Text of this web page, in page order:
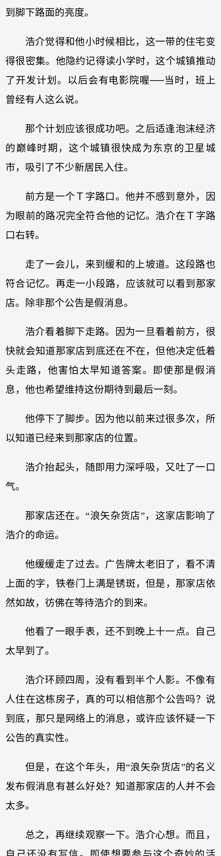
到脚下路面的亮度。
浩介觉得和他小时候相比，这一带的住宅变
得很密集。他隐约记得读小学时，这个城镇推动
了开发计划。以后会有电影院喔──当时，班上
曾经有人这么说。
那个计划应该很成功吧。之后适逢泡沫经济
的巅峰时期，这个城镇很快成为东京的卫星城
市，吸引了不少新居民入住。
前方是一个Ｔ字路口。他并不感到意外，因
为眼前的路况完全符合他的记忆。浩介在Ｔ字路
口右转。
走了一会儿，来到缓和的上坡道。这段路也
符合记忆。再走一小段路，应该就可以看到那家
店。除非那个公告是假消息。
浩介看着脚下走路。因为一旦看着前方，很
快就会知道那家店到底还在不在，但他决定低着
头走路，他害怕太早知道答案。即使那是假消
息，他也希望维持这份期待到最后一刻。
他停下了脚步。因为他以前来过很多次，所
以知道已经来到那家店的位置。
浩介抬起头，随即用力深呼吸，又吐了一口
气。
那家店还在。“浪矢杂货店”，这家店影响了
浩介的命运。
他缓缓走了过去。广告牌太老旧了，看不清
上面的字，铁卷门上满是锈斑，但是，那家店依
然如故，彷佛在等待浩介的到来。
他看了一眼手表，还不到晚上十一点。自己
太早到了。
浩介环顾四周，没有看到半个人影。不像有
人住在这栋房子，真的可以相信那个公告吗？说
到底，那只是网络上的消息，或许应该怀疑一下
公告的真实性。
但是，在这个年头，用“浪矢杂货店”的名义
发布假消息有甚么好处？知道那家店的人并不会
太多。
总之，再继续观察一下。浩介心想。而且，